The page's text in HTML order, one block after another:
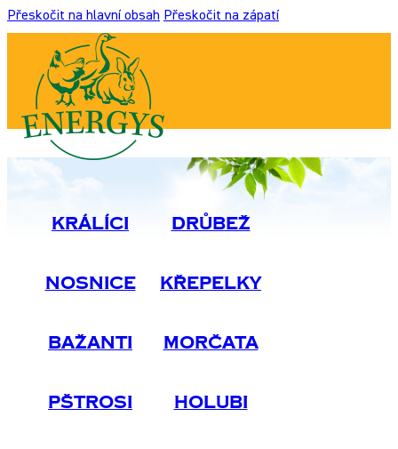
Přeskočit na hlavní obsah Přeskočit na zápatí
Králíci Drůbež
Nosnice Křepelky
Bažanti Morčata
Pštrosi Holubi